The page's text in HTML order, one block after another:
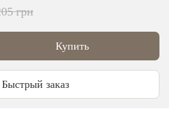
грн
Купить
Быстрый заказ